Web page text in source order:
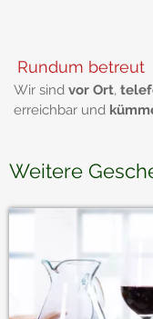
Rundum betreut
Wir sind vor Ort,
erreichbar und
Weitere